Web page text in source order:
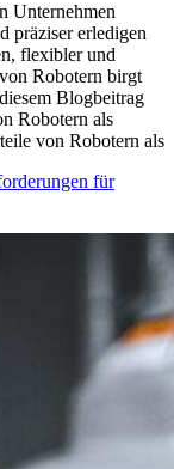
Unternehmen
präziser erledigen
flexibler und
Robotern birgt
Blogbeitrag
Robotern als
von Robotern als
für